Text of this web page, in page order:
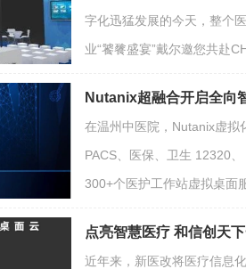
字化迅猛发展的今天，整个
业“饕餮盛宴”戴尔邀您共赴
Nutanix超融合开启全向
在温州中医院，Nutanix虚拟
PACS、医保、卫生 12320
300+个医护工作站虚拟桌面
点亮智慧医疗 和信创天
近年来，新医改将医疗信息